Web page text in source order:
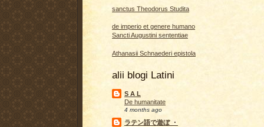
sanctus Theodorus Studita
de imperio et genere humano
Sancti Augustini sententiae
Athanasii Schnaederi epistola
alii blogi Latini
S A L
De humanitate
4 months ago
ラテン語で遊ぼ ・